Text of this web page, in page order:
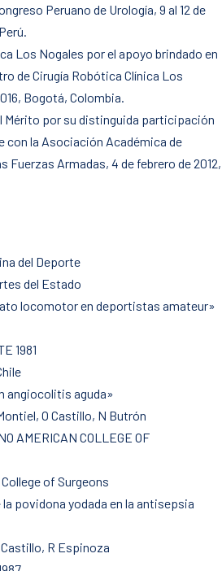
Peruano de Urología, 9 al 12 de
Los Nogales por el apoyo brindado en
de Cirugía Robótica Clínica Los
Bogotá, Colombia.
Mérito por su distinguida participación
con la Asociación Académica de
Fuerzas Armadas, 4 de febrero de 2012,
del Deporte
del Estado
locomotor en deportistas amateur»
1981
angiocolitis aguda»
O Castillo, N Butrón
AMERICAN COLLEGE OF
of Surgeons
povidona yodada en la antisepsia
R Espinoza